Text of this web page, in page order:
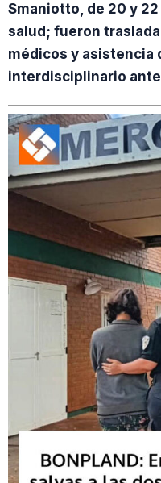
Smaniotto, de 20 y
salud; fueron
médicos y asistencia
interdisciplinario